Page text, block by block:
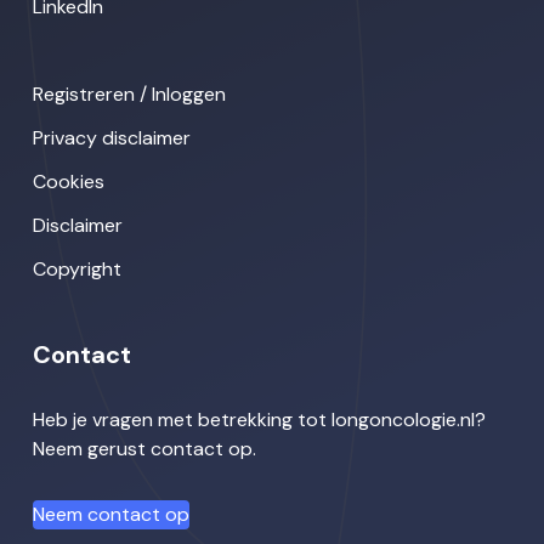
LinkedIn
Registreren / Inloggen
Privacy disclaimer
Cookies
Disclaimer
Copyright
Contact
Heb je vragen met betrekking tot longoncologie.nl?
Neem gerust contact op.
Neem contact op